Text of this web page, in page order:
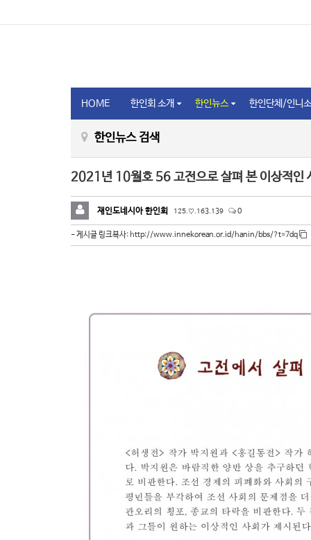
HOME 한인회 소개 한인뉴스 한인단체/인니
한인뉴스 검색
2021년 10월호 56 고전으로 살펴 본 이상적인
재인도네시아 한인회 125.♡.163.139 0
- 게시글 링크복사: http://www.innekorean.or.id/hanin/bbs/?t=7dq